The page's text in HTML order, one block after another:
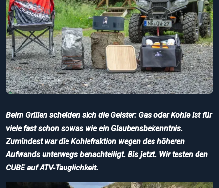
Beim Grillen scheiden sich die Geister: Gas oder Kohle ist für
viele fast schon sowas wie ein Glaubensbekenntnis.
Zumindest war die Kohlefraktion wegen des höheren
Aufwands unterwegs benachteiligt. Bis jetzt. Wir testen den
CUBE auf ATV-Tauglichkeit.